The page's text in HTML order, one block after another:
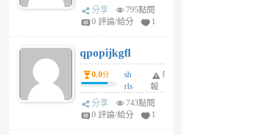
w
rs
6
個
月
前
分享
795點閱
0 評論/給分
1
qpopijkgfl
0.0分
sh
rls
k
m
舉
報
分享
743點閱
0 評論/給分
1